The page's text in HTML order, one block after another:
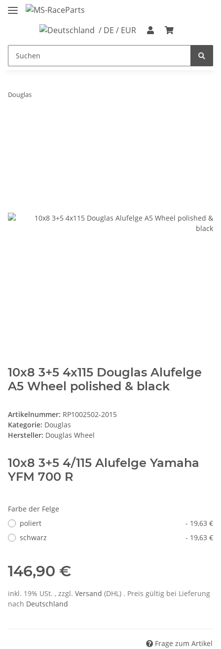
/ DE / EUR
Douglas
10x8 3+5 4x115 Douglas Alufelge
A5 Wheel polished & black
Artikelnummer: RP1002502-2015
Kategorie: Douglas
Hersteller: Douglas Wheel
10x8 3+5 4/115 Alufelge Yamaha
YFM 700 R
Farbe der Felge
poliert
- 19,63 €
schwarz
- 19,63 €
146,90 €
inkl. 19% USt. , zzgl. Versand (DHL) . Preis gültig bei Lieferung
nach Deutschland
Frage zum Artikel